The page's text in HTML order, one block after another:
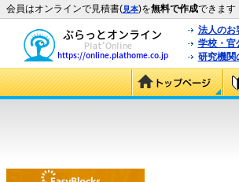
会員はオンラインで見積書(見本)を無料で作成できます
法人のお
学校・官
研究機関